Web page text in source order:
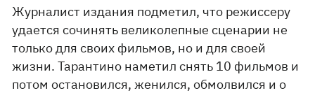
Журналист издания подметил, что режиссеру
удается сочинять великолепные сценарии не
только для своих фильмов, но и для своей
жизни. Тарантино наметил снять 10 фильмов и
потом остановился, женился, обмолвился и о